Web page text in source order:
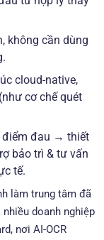
không cần dùng
cloud-native,
cơ chế quét
điểm đau → thiết
bảo trì & tư vấn
tế.
làm trung tâm đã
doanh nghiệp
nơi AI-OCR